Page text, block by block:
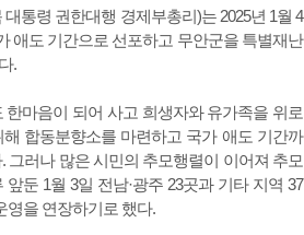
통령 권한대행 경제부총리)는 2025년 1월 4
애도 기간으로 선포하고 무안군을 특별재난
.
한마음이 되어 사고 희생자와 유가족을 위로
합동분향소를 마련하고 국가 애도 기간까
그러나 많은 시민의 추모행렬이 이어져 추모
앞둔 1월 3일 전남·광주 23곳과 기타 지역 37
영을 연장하기로 했다.